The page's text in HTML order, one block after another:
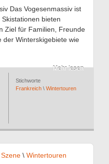
Das Vogesenmassiv ist
bieten
Ziel für Familien, Freunde
der Winterskigebiete wie
Stichworte
Frankreich \ Wintertouren
Mehr lesen
Szene \ Wintertouren